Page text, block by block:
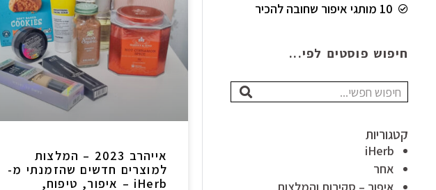
10 מותגי איפור שחובה להכיר
חיפוש פוסטים לפי...
חיפוש
קטגוריות
iHerb
אחר
אייהרב 2023 – המלצות
למוצרים חדשים שהזמנתי מ-
iHerb – איפור, טיפוח,